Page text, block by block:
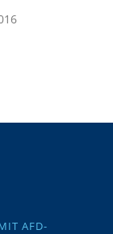
AFD-